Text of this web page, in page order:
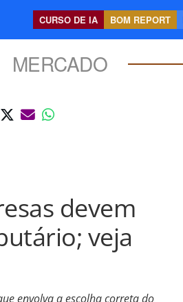
CURSO DE IA BOM REPORT
MERCADO
devem
veja
envolva a escolha correta do